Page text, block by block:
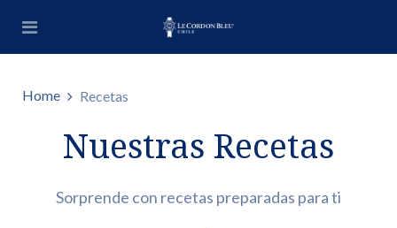
Home Recetas
Nuestras Recetas
Sorprende con recetas preparadas para ti